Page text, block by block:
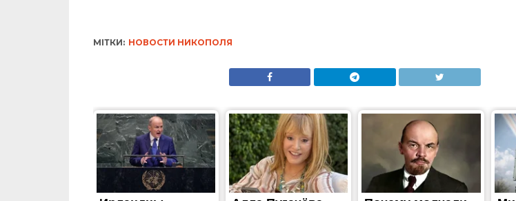
МІТКИ: НОВОСТИ НИКОПОЛЯ